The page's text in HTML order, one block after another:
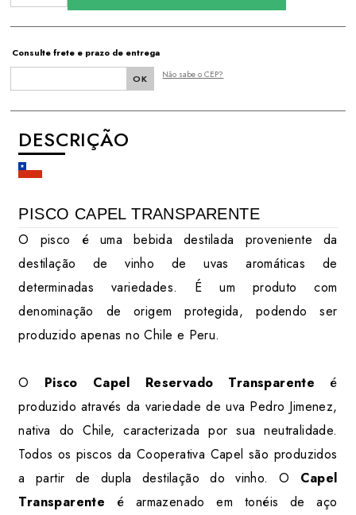
Consulte frete e prazo de entrega
Não sabe o CEP?
DESCRIÇÃO
PISCO CAPEL TRANSPARENTE
O pisco é uma bebida destilada proveniente da
destilação de vinho de uvas aromáticas de
determinadas variedades. É um produto com
denominação de origem protegida, podendo ser
produzido apenas no Chile e Peru.
O Pisco Capel Reservado Transparente é
produzido através da variedade de uva Pedro Jimenez,
nativa do Chile, caracterizada por sua neutralidade.
Todos os piscos da Cooperativa Capel são produzidos
a partir de dupla destilação do vinho. O Capel
Transparente é armazenado em tonéis de aço